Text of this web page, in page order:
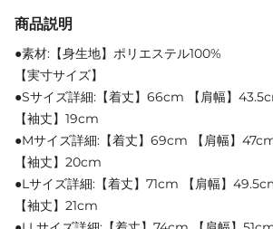
商品説明
●素材:【身生地】ポリエステル100%
【実寸サイズ】
●Sサイズ詳細:【着丈】66cm 【肩幅】
【袖丈】19cm
●Mサイズ詳細:【着丈】69cm 【肩幅】
【袖丈】20cm
●Lサイズ詳細:【着丈】71cm 【肩幅】
【袖丈】21cm